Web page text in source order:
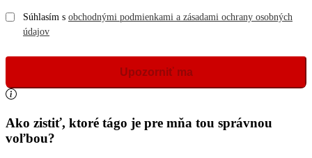
Súhlasím s obchodnými podmienkami a zásadami ochrany osobných
údajov
Ako zistiť, ktoré tágo je pre mňa tou správnou
voľbou?